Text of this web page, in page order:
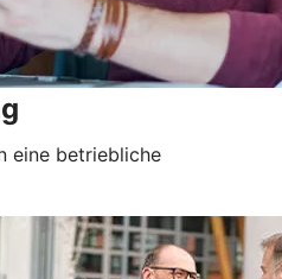
eine betriebliche